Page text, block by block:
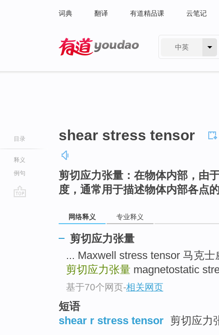
词典 翻译 有道精品课 云笔记
中英
目录
释义
例句
shear stress tensor
剪切应力张量：在物体内部，由
度，通常用于描述物体内部各点
网络释义 专业释义
剪切应力张量
... Maxwell stress tensor 马克
剪切应力张量 magnetostatic
基于70个网页-相关网页
短语
shear r stress tensor 剪切应力